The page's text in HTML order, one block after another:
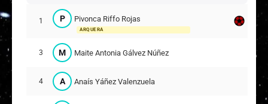
A
E Emilia Matilde Vega Vargas
L Lía Peña Pérez
1 P Pivonca Riffo Rojas
ARQUERA
3 M Maite Antonia Gálvez Núñez
4 A Anaís Yáñez Valenzuela